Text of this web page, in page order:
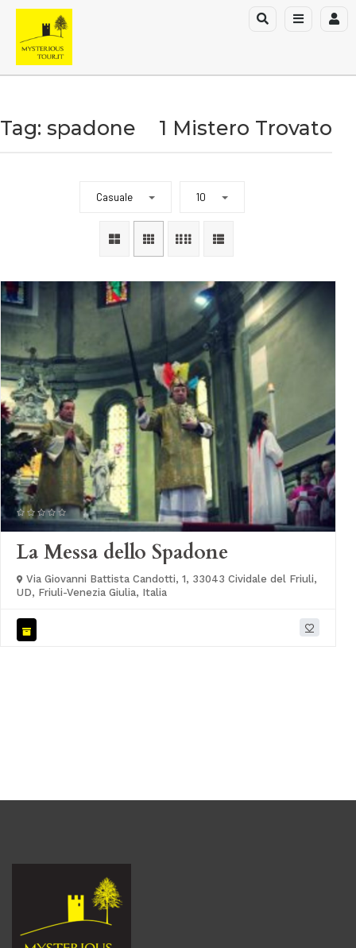
Tag: spadone 1 Mistero Trovato
Casuale 10
La Messa dello Spadone
Via Giovanni Battista Candotti, 1, 33043 Cividale del Friuli,
UD, Friuli-Venezia Giulia, Italia